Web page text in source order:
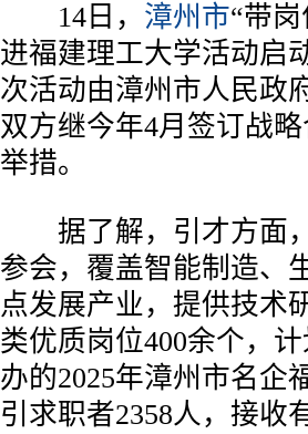
14日， 漳州市“带
进福建理工大学活动启
次活动由漳州市人民政
双方继今年4月签订战
举措。
据了解，引才方面，
参会，覆盖智能制造、
点发展产业，提供技术
类优质岗位400余个，
办的2025年漳州市名企
引求职者2358人，接收